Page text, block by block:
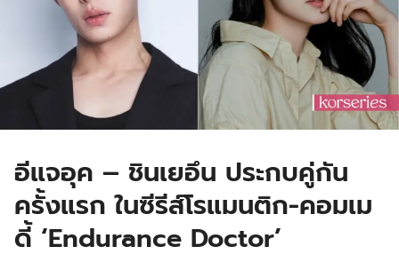
อีแจอุค – ชินเยอึน ประกบคู่กัน
ครั้งแรก ในซีรีส์โรแมนติก-คอมเม
ดี้ ‘Endurance Doctor’